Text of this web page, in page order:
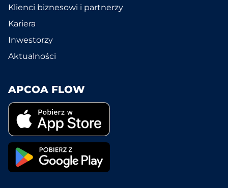
Klienci biznesowi i partnerzy
Kariera
Inwestorzy
Aktualności
APCOA FLOW